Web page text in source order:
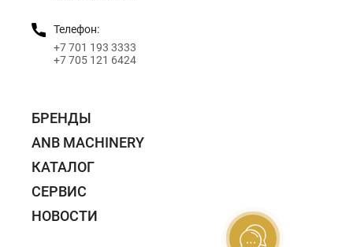
Телефон:
+7 701 193 3333
+7 705 121 6424
БРЕНДЫ
ANB MACHINERY
КАТАЛОГ
СЕРВИС
НОВОСТИ